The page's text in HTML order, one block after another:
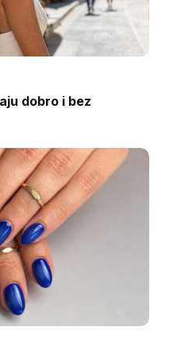
dobro i bez